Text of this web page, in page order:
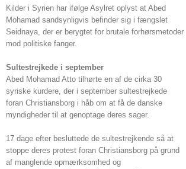
Kilder i Syrien har ifølge Asylret oplyst at Abed
Mohamad sandsynligvis befinder sig i fængslet
Seidnaya, der er berygtet for brutale forhørsmetoder
mod politiske fanger.
Sultestrejkede i september
Abed Mohamad Atto tilhørte en af de cirka 30
syriske kurdere, der i september sultestrejkede
foran Christiansborg i håb om at få de danske
myndigheder til at genoptage deres sager.
17 dage efter besluttede de sultestrejkende så at
stoppe deres protest foran Christiansborg på grund
af manglende opmærksomhed og